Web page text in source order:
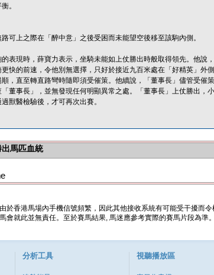
。
可上之際在「醉中意」之後受困而未能望空後移至該駒內側。
表現時，薛寶力表示，坐騎未能如上仗勝出時般取得領先。他說
快的前速，令他別無選擇，只好於接近九百米處在「好精英」外
，直至轉直路彎時隨即須受催策。他續說，「董事長」儘管受催
董事長」，並無發現任何明顯異常之處。「董事長」上仗勝出，
獸醫檢驗後，才可再次出賽。
出馬匹血統
於香港馬場內手機信號頻繁，因此其他接收系統有可能受干擾而令
就此並無責任。至於賽馬結果, 馬迷應參考實際的賽馬片段為準。
分析工具 視聽播放區